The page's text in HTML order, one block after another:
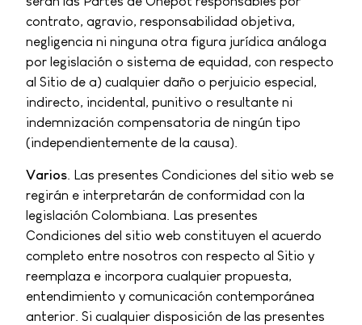
contrato, agravio, responsabilidad objetiva,
negligencia ni ninguna otra figura jurídica análoga
por legislación o sistema de equidad, con respecto
al Sitio de a) cualquier daño o perjuicio especial,
indirecto, incidental, punitivo o resultante ni
indemnización compensatoria de ningún tipo
(independientemente de la causa).
Varios . Las presentes Condiciones del sitio web se
regirán e interpretarán de conformidad con la
legislación Colombiana. Las presentes
Condiciones del sitio web constituyen el acuerdo
completo entre nosotros con respecto al Sitio y
reemplaza e incorpora cualquier propuesta,
entendimiento y comunicación contemporánea
anterior. Si cualquier disposición de las presentes